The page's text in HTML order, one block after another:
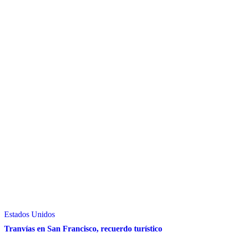
Estados Unidos
Tranvías en San Francisco, recuerdo turístico